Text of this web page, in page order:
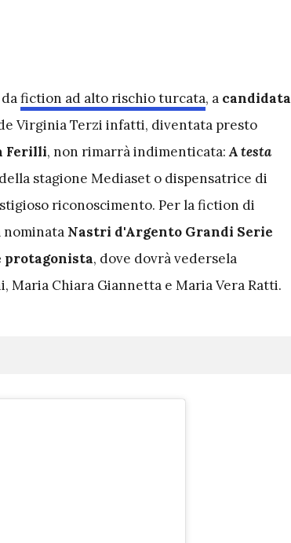
fiction ad alto rischio turcata, a candidata
Virginia Terzi infatti, diventata presto
Ferilli, non rimarrà indimenticata:A testa
stagione Mediaset o dispensatrice di
riconoscimento. Per la fiction di
nominata Nastri d'Argento Grandi Serie
, dove dovrà vedersela
Maria Chiara Giannetta e Maria Vera Ratti.